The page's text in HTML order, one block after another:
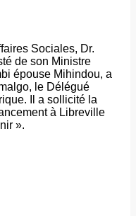
Sociales, Dr.
de son Ministre
épouse Mihindou, a
le Délégué
Il a sollicité la
à Libreville
».